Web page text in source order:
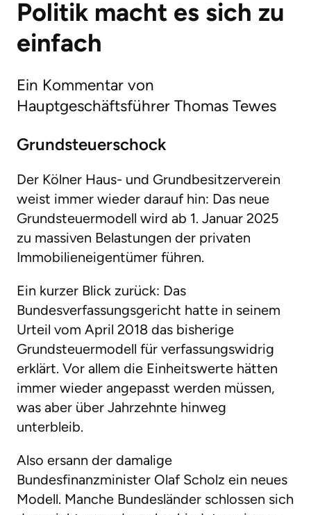
Politik macht es sich zu
einfach
Ein Kommentar von
Hauptgeschäftsführer Thomas Tewes
Grundsteuerschock
Der Kölner Haus- und Grundbesitzerverein
weist immer wieder darauf hin: Das neue
Grundsteuermodell wird ab 1. Januar 2025
zu massiven Belastungen der privaten
Immobilieneigentümer führen.
Ein kurzer Blick zurück: Das
Bundesverfassungsgericht hatte in seinem
Urteil vom April 2018 das bisherige
Grundsteuermodell für verfassungswidrig
erklärt. Vor allem die Einheitswerte hätten
immer wieder angepasst werden müssen,
was aber über Jahrzehnte hinweg
unterbleib.
Also ersann der damalige
Bundesfinanzminister Olaf Scholz ein neues
Modell. Manche Bundesländer schlossen sich